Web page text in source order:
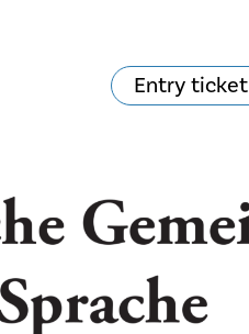
Entry ticket
The music in the